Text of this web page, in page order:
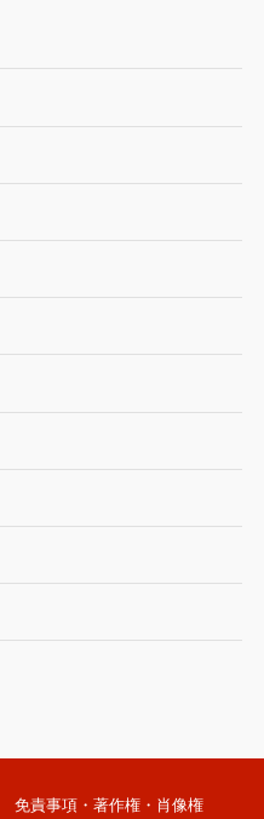
免責事項・著作権・肖像権